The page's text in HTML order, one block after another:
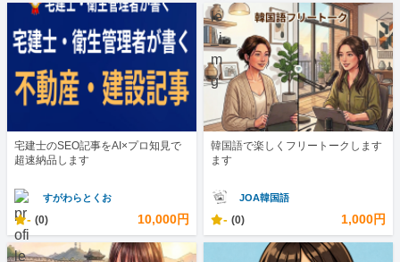
宅建士のSEO記事をAI×プロ知見で
超速納品します
すがわらとくお
- (0) 10,000円
韓国語で楽しくフリートークします
ます
JOA韓国語
- (0) 1,000円